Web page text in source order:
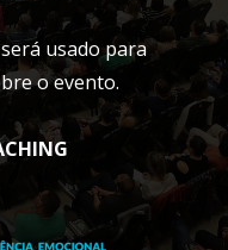
usado para
o evento.